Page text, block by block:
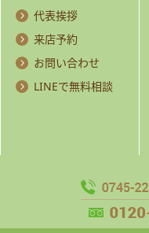
代表挨拶
来店予約
お問い合わせ
LINEで無料相談